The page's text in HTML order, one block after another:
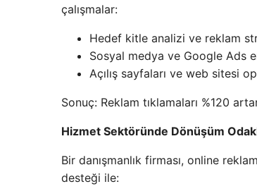
çalışmalar:
Hedef kitle analizi ve reklam
Sosyal medya ve Google Ads
Açılış sayfaları ve web sitesi
Sonuç: Reklam tıklamaları %120
Hizmet Sektöründe Dönüşüm
Bir danışmanlık firması, online
desteği ile: